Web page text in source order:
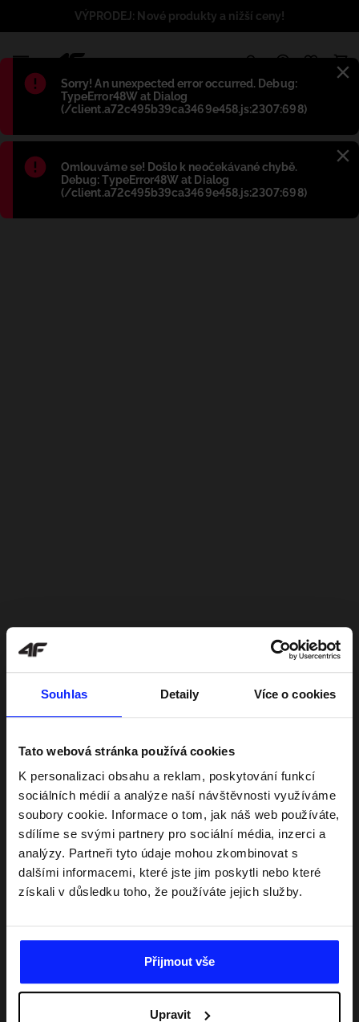
Souhlas Detaily Více o cookies
Tato webová stránka používá cookies
K personalizaci obsahu a reklam, poskytování funkcí
sociálních médií a analýze naší návštěvnosti využíváme
soubory cookie. Informace o tom, jak náš web používáte,
sdílíme se svými partnery pro sociální média, inzerci a
analýzy. Partneři tyto údaje mohou zkombinovat s
dalšími informacemi, které jste jim poskytli nebo které
získali v důsledku toho, že používáte jejich služby.
Přijmout vše
Upravit
Błąd:
Sorry! An unexpected error occurred. Debug:
TypeError48W at Dialog
(/client.a72c495b39ca3469e458.js:2307:698)
Błąd:
Omlouváme se! Došlo k neočekávané chybě.
Debug: TypeError48W at Dialog
(/client.a72c495b39ca3469e458.js:2307:698)
VÝPRODEJ: Nové produkty a nižší ceny!